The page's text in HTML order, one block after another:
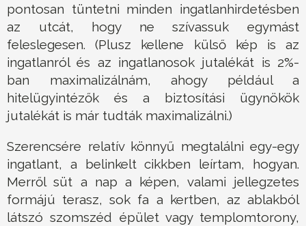
pontosan tüntetni minden ingatlanhirdetésben
az utcát, hogy ne szívassuk egymást
feleslegesen. (Plusz kellene külső kép is az
ingatlanról és az ingatlanosok jutalékát is 2%-
ban maximalizálnám, ahogy például a
hitelügyintézők és a biztosítási ügynökök
jutalékát is már tudták maximalizálni.)
Szerencsére relatív könnyű megtalálni egy-egy
ingatlant, a belinkelt cikkben leírtam, hogyan.
Merről süt a nap a képen, valami jellegzetes
formájú terasz, sok fa a kertben, az ablakból
látszó szomszéd épület vagy templomtorony,